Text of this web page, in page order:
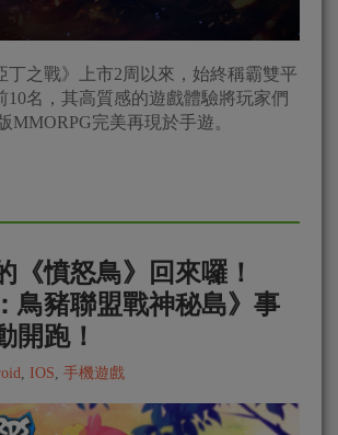
丁之戰》上市2周以來，始終稱霸雙平
10名，其高質感的遊戲體驗將玩家們
MMORPG完美再現於手遊。
《憤怒鳥》回來囉！
鳥豬聯盟戰神秘島》事
開跑！
, IOS, 手機遊戲